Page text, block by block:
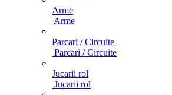
Arme
Arme
Parcari / Circuite
Parcari / Circuite
Jucarii rol
Jucarii rol